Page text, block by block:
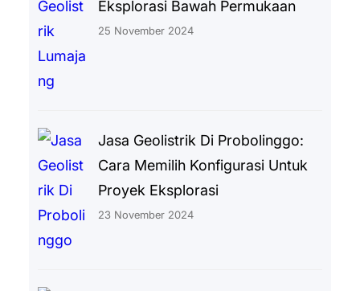
Eksplorasi Bawah Permukaan
25 November 2024
Jasa Geolistrik Di Probolinggo:
Cara Memilih Konfigurasi Untuk
Proyek Eksplorasi
23 November 2024